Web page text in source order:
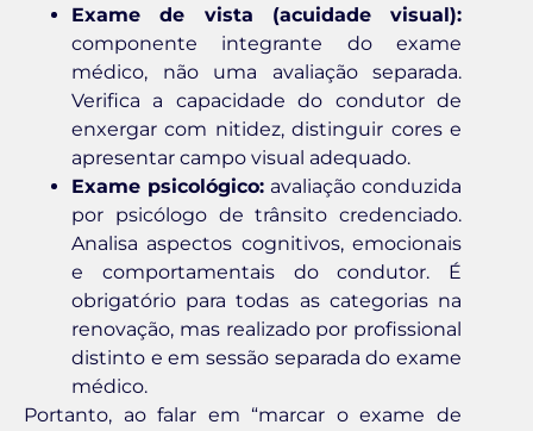
Exame de vista (acuidade visual):
componente integrante do exame
médico, não uma avaliação separada.
Verifica a capacidade do condutor de
enxergar com nitidez, distinguir cores e
apresentar campo visual adequado.
Exame psicológico: avaliação conduzida
por psicólogo de trânsito credenciado.
Analisa aspectos cognitivos, emocionais
e comportamentais do condutor. É
obrigatório para todas as categorias na
renovação, mas realizado por profissional
distinto e em sessão separada do exame
médico.
Portanto, ao falar em “marcar o exame de